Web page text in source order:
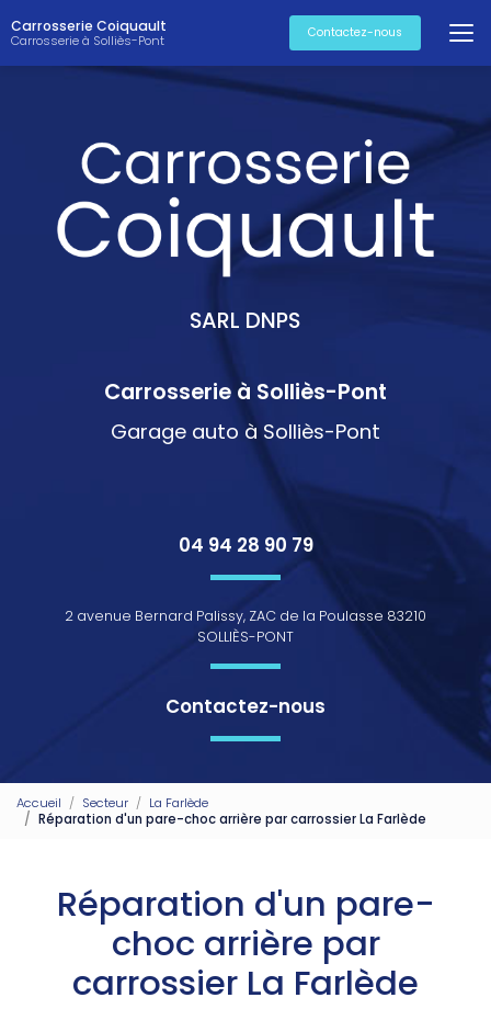
au
contenu
principal
Carrosserie Coiquault
Carrosserie à Solliès-Pont Contactez-nous
SARL DNPS
Carrosserie à Solliès-Pont
Garage auto à Solliès-Pont
04 94 28 90 79
2 avenue Bernard Palissy, ZAC de la Poulasse 83210
SOLLIÈS-PONT
Contactez-nous
Accueil Secteur
La Farlède
Réparation d'un pare-choc arrière par carrossier La Farlède
Réparation d'un pare-
choc arrière par
carrossier La Farlède